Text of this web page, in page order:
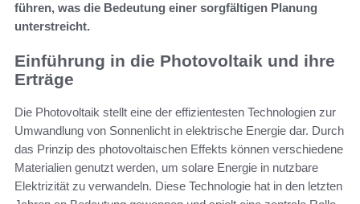
führen, was die Bedeutung einer sorgfältigen Planung
unterstreicht.
Einführung in die Photovoltaik und ihre
Erträge
Die Photovoltaik stellt eine der effizientesten Technologien zur
Umwandlung von Sonnenlicht in elektrische Energie dar. Durch
das Prinzip des photovoltaischen Effekts können verschiedene
Materialien genutzt werden, um solare Energie in nutzbare
Elektrizität zu verwandeln. Diese Technologie hat in den letzten